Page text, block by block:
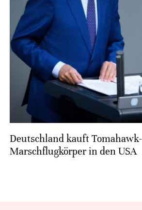
Deutschland kauft Tomahawk-
Marschflugkörper in den USA